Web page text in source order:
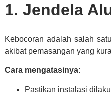
1. Jendela
Kebocoran adalah salah
akibat pemasangan yang
Cara mengatasinya:
Pastikan instalasi